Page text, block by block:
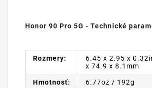
Honor 90 Pro 5G - Technické
Rozmery:
6.45 x 2.95 x
x 74.9 x 8.1mm
Hmotnosť: 6.77oz / 192g